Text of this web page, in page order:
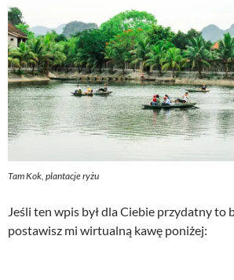
Tam Kok, plantacje ryżu
Jeśli ten wpis był dla Ciebie przydatny to
postawisz mi wirtualną kawę poniżej: